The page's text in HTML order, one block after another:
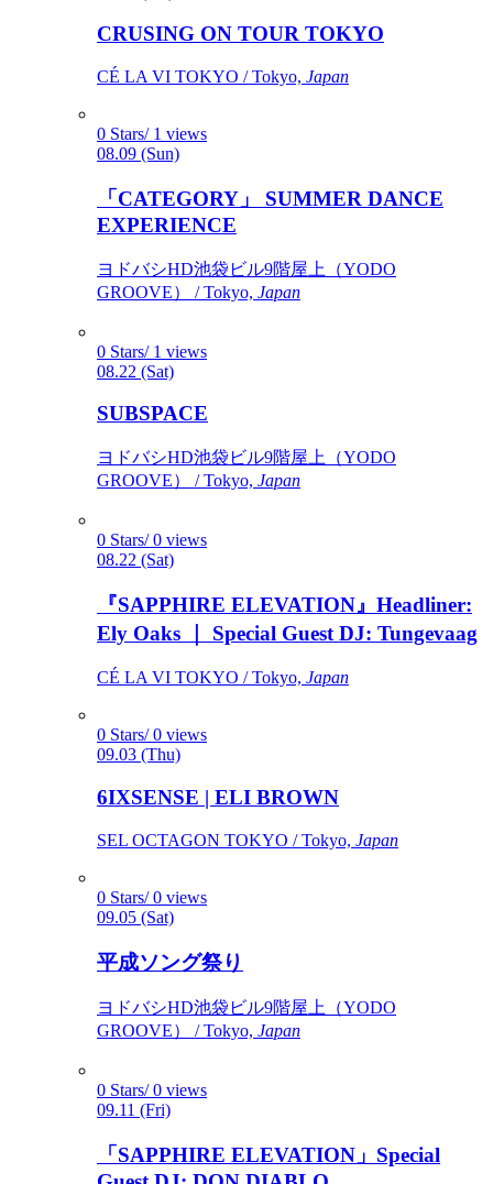
CRUSING ON TOUR TOKYO
CÉ LA VI TOKYO / Tokyo, Japan
0 Stars/ 1 views
08.09 (Sun)
「CATEGORY」 SUMMER DANCE
EXPERIENCE
ヨドバシHD池袋ビル9階屋上（YODO
GROOVE） / Tokyo, Japan
0 Stars/ 1 views
08.22 (Sat)
SUBSPACE
ヨドバシHD池袋ビル9階屋上（YODO
GROOVE） / Tokyo, Japan
0 Stars/ 0 views
08.22 (Sat)
『SAPPHIRE ELEVATION』Headliner:
Ely Oaks ｜ Special Guest DJ: Tungevaag
CÉ LA VI TOKYO / Tokyo, Japan
0 Stars/ 0 views
09.03 (Thu)
6IXSENSE | ELI BROWN
SEL OCTAGON TOKYO / Tokyo, Japan
0 Stars/ 0 views
09.05 (Sat)
平成ソング祭り
ヨドバシHD池袋ビル9階屋上（YODO
GROOVE） / Tokyo, Japan
0 Stars/ 0 views
09.11 (Fri)
「SAPPHIRE ELEVATION」Special